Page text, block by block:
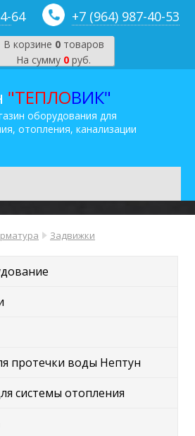
64 +7 (964) 987-40-53
В корзине 0товаров
На сумму 0 руб.
"ТЕПЛОВИК"
оборудования для
отопления, канализации
Задвижки
протечки воды Нептун
системы отопления